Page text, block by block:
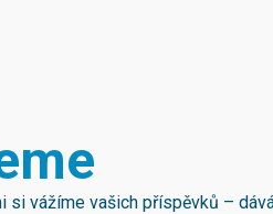
si vážíme vašich příspěvků –